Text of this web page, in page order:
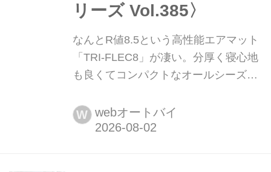
リーズ Vol.385〉
なんとR値8.5という高性能エアマット
「TRI-FLEC8」が凄い。分厚く寝心地
も良くてコンパクトなオールシーズン
スーパー・カブカブ・ダイアリーズ
Vol.385〉 キャンプ時の必須アイテム
W webオートバイ